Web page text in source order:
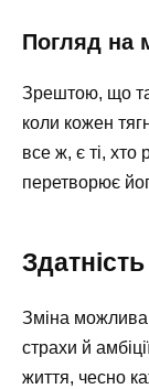
Погляд на
Зрештою, що
коли кожен
все ж, є ті, хто
перетворює
Зміна можлива.
страхи й
життя, чесно